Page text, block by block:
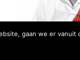
gaan we er vanuit